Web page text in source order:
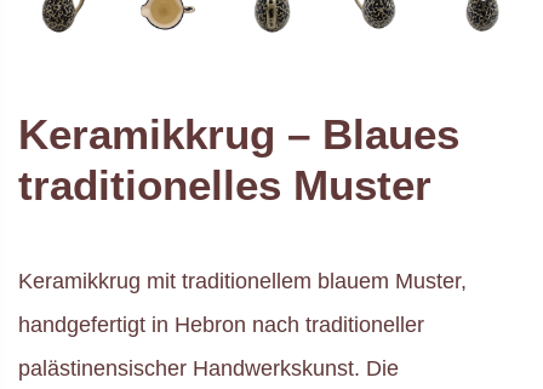
Keramikkrug – Blaues
traditionelles Muster
Keramikkrug mit traditionellem blauem Muster,
handgefertigt in Hebron nach traditioneller
palästinensischer Handwerkskunst. Die